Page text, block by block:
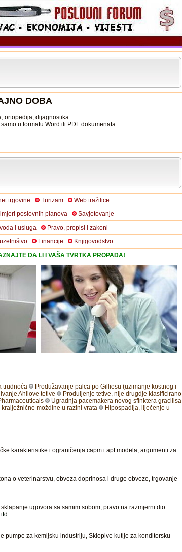
DOBA
ortopedija, dijagnostika...
u formatu Word ili PDF dokumenata.
trgovine Turizam
Web tražilice
poslovnih planova
Savjetovanje
i usluga
Pravo, propisi i zakoni
Financije
Knjigovodstvo
DA LI I VAŠA TVRTKA PROPADA!
trudnoća
Produžavanje palca po Gilliesu (uzimanje kostnog i
Ahilove tetive
Produljenje tetive, nije drugdje klasificirano
Ugradnja pacemakera novog sfinktera gracilisa
moždine u razini vrata
Hipospadija, liječenje u
karakteristike i ograničenja capm i apt modela, argumenti za
o veterinarstvu, obveza doprinosa i druge obveze, trgovanje
ugovora sa samim sobom, pravo na razmjerni dio
itd ...
pumpe za kemijsku industriju, Sklopive kutije za konditorsku